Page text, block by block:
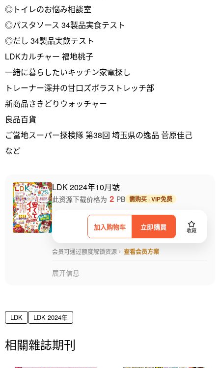
◎トイレのお悩み相談室
◎パスタソース 34製品実食テスト
◎だし 34製品実飲テスト
LDKカルチャー 福地桃子
一緒に暮らしたいキッチン家電探し
トレーナー深井の甘口ズボラストレッチ部
新商品さきどりウォッチャー
良品百貨
ご當地スーパー探検隊 第38回 埼玉県の逸品 菅原佳己
など
LDK 2024年10月號
加入购物车 立即購買 收藏
此资源下载价格为 2 PB 需购买 · VIP免费
会员可通过额度解锁资源， 查看会员方案
展开信息
LDK LDK 2024年
相關雜誌期刊